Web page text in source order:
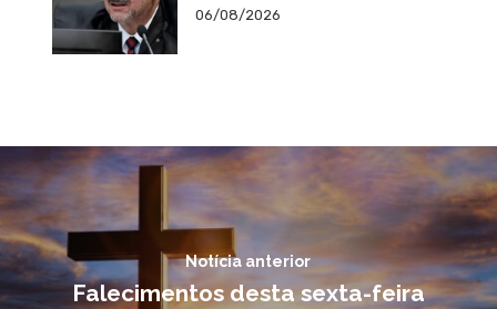
06/08/2026
Notícia anterior
Falecimentos desta sexta-feira